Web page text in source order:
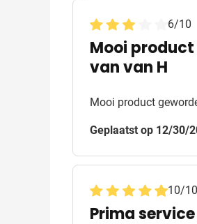
6/10
Mooi
van van H
Mooi product
Geplaatst op 12/30/
10/10
Prima